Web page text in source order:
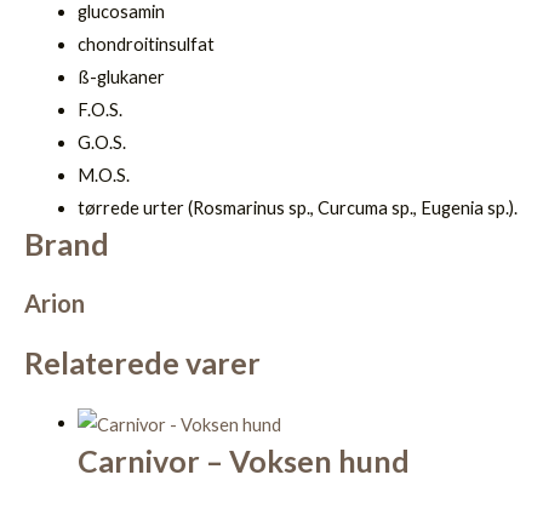
glucosamin
chondroitinsulfat
ß-glukaner
F.O.S.
G.O.S.
M.O.S.
tørrede urter (Rosmarinus sp., Curcuma sp., Eugenia sp.).
Brand
Arion
Relaterede varer
Carnivor – Voksen hund